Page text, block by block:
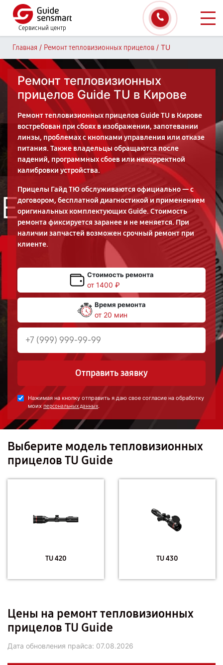
Сервисный центр
Главная / Ремонт тепловизионных прицелов / TU
Ремонт тепловизионных
прицелов Guide TU в Кирове
Ремонт тепловизионных прицелов Guide TU в Кирове
востребован при сбоях в изображении, запотевании
линзы, проблемах с кнопками управления или отказе
питания. Также владельцы обращаются после
падений, программных сбоев или некорректной
калибровки устройства.
Прицелы Гайд ТЮ обслуживаются официально — с
договором, бесплатной диагностикой и применением
оригинальных комплектующих Guide. Стоимость
ремонта фиксируется заранее и не меняется. При
наличии запчастей возможен срочный ремонт при
клиенте.
Стоимость ремонта
от 1400 ₽
Время ремонта
от 20 мин
Отправить заявку
Нажимая на кнопку отправить я даю свое согласие на обработку
моихперсональных данных.
Выберите модель тепловизионных
прицелов TU Guide
TU 420 TU 430
Цены на ремонт тепловизионных
прицелов TU Guide
Дата обновления прайса: 07.08.2026